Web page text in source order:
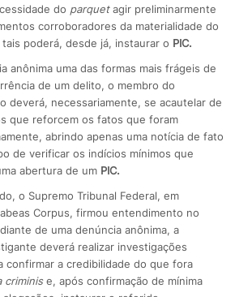
do parquetagir preliminarmente
corroboradores da materialidade do
poderá, desde já, instaurar o PIC.
anônima uma das formas mais frágeis de
de um delito, o membro do
deverá, necessariamente, se acautelar de
que reforcem os fatos que foram
abrindo apenas uma notícia de fato
de verificar os indícios mínimos que
abertura de um PIC.
o Supremo Tribunal Federal, em
Corpus, firmou entendimento no
de uma denúncia anônima, a
deverá realizar investigações
confirmar a credibilidade do que fora
criminise, após confirmação de mínima